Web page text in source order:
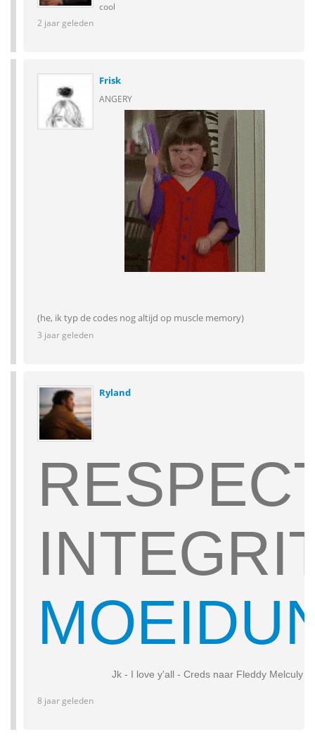
cool
2 jaar geleden
Frisk
ANGERY
(he, ik typ de codes nog altijd op muscle memory)
3 jaar geleden
Ryland
Jk - I love y'all - Creds naar Fleddy Melculy
8 jaar geleden